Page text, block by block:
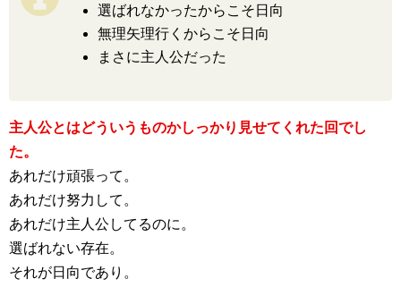
選ばれなかったからこそ日向
無理矢理行くからこそ日向
まさに主人公だった
主人公とはどういうものかしっかり見せてくれた回でし
た。
あれだけ頑張って。
あれだけ努力して。
あれだけ主人公してるのに。
選ばれない存在。
それが日向であり。